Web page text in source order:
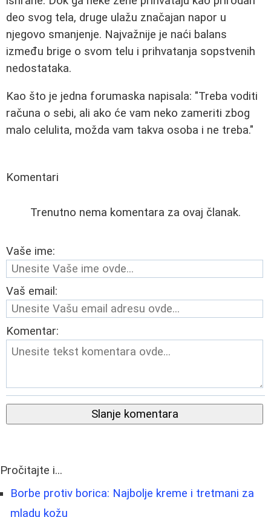
deo svog tela, druge ulažu značajan napor u
njegovo smanjenje. Najvažnije je naći balans
između brige o svom telu i prihvatanja sopstvenih
nedostataka.
Kao što je jedna forumaska napisala: "Treba voditi
računa o sebi, ali ako će vam neko zameriti zbog
malo celulita, možda vam takva osoba i ne treba."
Komentari
Trenutno nema komentara za ovaj članak.
Vaše ime:
Vaš email:
Komentar:
Slanje komentara
Pročitajte i...
Borbe protiv borica: Najbolje kreme i tretmani za
mladu kožu